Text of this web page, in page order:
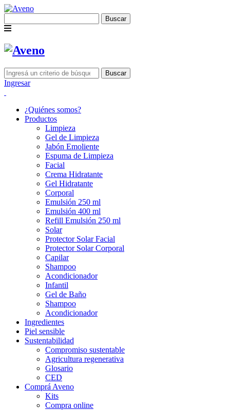
Buscar
Buscar
Ingresar
¿Quiénes somos?
Productos
Limpieza
Gel de Limpieza
Jabón Emoliente
Espuma de Limpieza
Facial
Crema Hidratante
Gel Hidratante
Corporal
Emulsión 250 ml
Emulsión 400 ml
Refill Emulsión 250 ml
Solar
Protector Solar Facial
Protector Solar Corporal
Capilar
Shampoo
Acondicionador
Infantil
Gel de Baño
Shampoo
Acondicionador
Ingredientes
Piel sensible
Sustentabilidad
Compromiso sustentable
Agricultura regenerativa
Glosario
CED
Comprá Aveno
Kits
Compra online